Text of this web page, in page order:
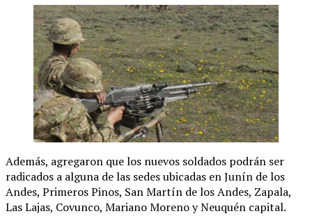
Además, agregaron que los nuevos soldados podrán ser
radicados a alguna de las sedes ubicadas en Junín de los
Andes, Primeros Pinos, San Martín de los Andes, Zapala,
Las Lajas, Covunco, Mariano Moreno y Neuquén capital.